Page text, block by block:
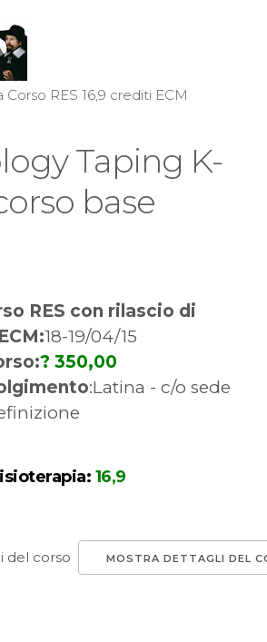
Corso RES 16,9 crediti ECM
Taping K-
base
RES con rilascio di
18-19/04/15
? 350,00
:Latina - c/o sede
16,9
del corso